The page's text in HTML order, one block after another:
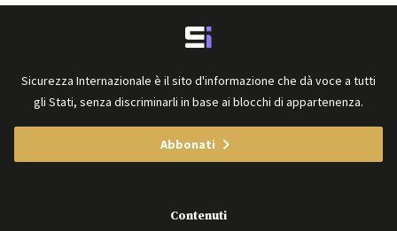
Sicurezza Internazionale è il sito d'informazione che dà voce a tutti
gli Stati, senza discriminarli in base ai blocchi di appartenenza.
Abbonati
Contenuti